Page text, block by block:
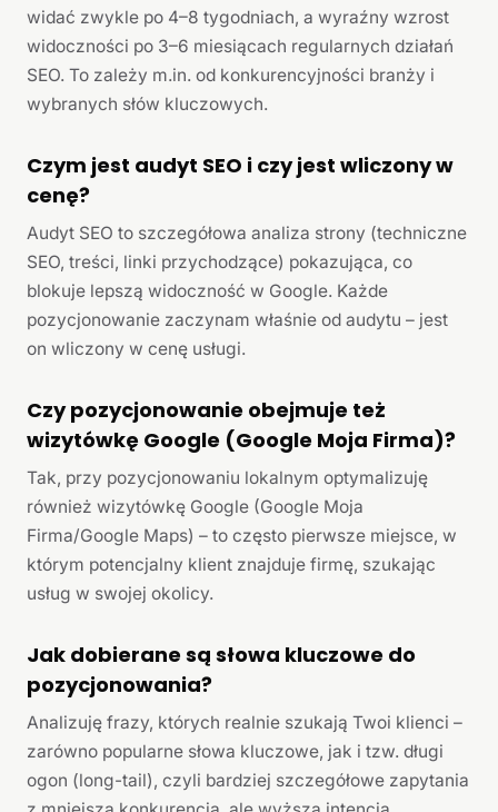
widać zwykle po 4–8 tygodniach, a wyraźny wzrost
widoczności po 3–6 miesiącach regularnych działań
SEO. To zależy m.in. od konkurencyjności branży i
wybranych słów kluczowych.
Czym jest audyt SEO i czy jest wliczony w
cenę?
Audyt SEO to szczegółowa analiza strony (techniczne
SEO, treści, linki przychodzące) pokazująca, co
blokuje lepszą widoczność w Google. Każde
pozycjonowanie zaczynam właśnie od audytu – jest
on wliczony w cenę usługi.
Czy pozycjonowanie obejmuje też
wizytówkę Google (Google Moja Firma)?
Tak, przy pozycjonowaniu lokalnym optymalizuję
również wizytówkę Google (Google Moja
Firma/Google Maps) – to często pierwsze miejsce, w
którym potencjalny klient znajduje firmę, szukając
usług w swojej okolicy.
Jak dobierane są słowa kluczowe do
pozycjonowania?
Analizuję frazy, których realnie szukają Twoi klienci –
zarówno popularne słowa kluczowe, jak i tzw. długi
ogon (long-tail), czyli bardziej szczegółowe zapytania